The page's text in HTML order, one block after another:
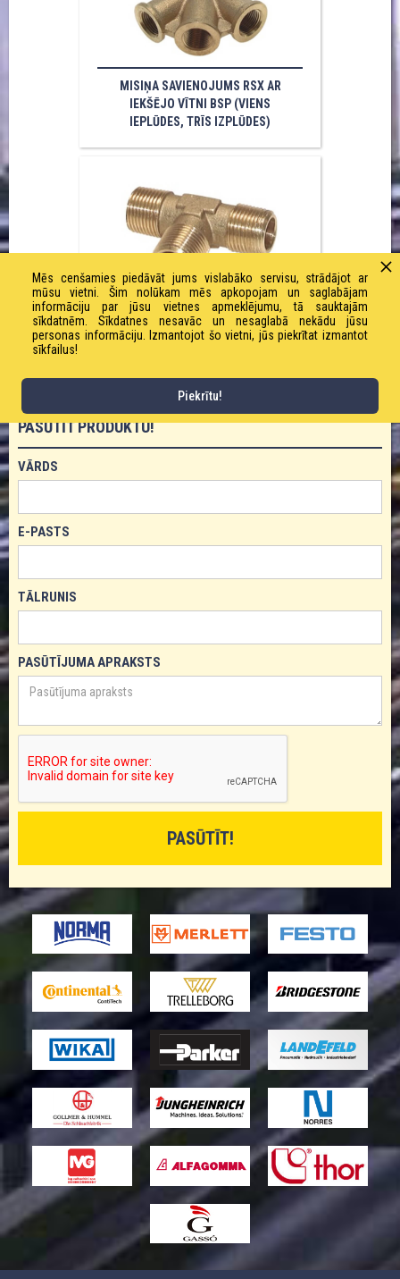
MISIŅA SAVIENOJUMS RSX AR
IEKŠĒJO VĪTNI BSP (VIENS
IEPLŪDES, TRĪS IZPLŪDES)
MISIŅA TREJGABALS AR ĀRĒJO
BSP VĪTNI
PASŪTĪT PRODUKTU!
VĀRDS
E-PASTS
TĀLRUNIS
PASŪTĪJUMA APRAKSTS
Mēs cenšamies piedāvāt jums vislabāko servisu, strādājot ar
mūsu vietni. Šim nolūkam mēs apkopojam un saglabājam
informāciju par jūsu vietnes apmeklējumu, tā sauktajām
sīkdatnēm. Sīkdatnes nesavāc un nesaglabā nekādu jūsu
personas informāciju. Izmantojot šo vietni, jūs piekrītat izmantot
sīkfailus!
Piekrītu!